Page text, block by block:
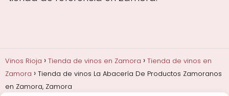
Vinos Rioja Tienda de vinos en Zamora
Tienda de vinos en
Zamora
Tienda de vinos La Abacería De Productos Zamoranos
en Zamora, Zamora